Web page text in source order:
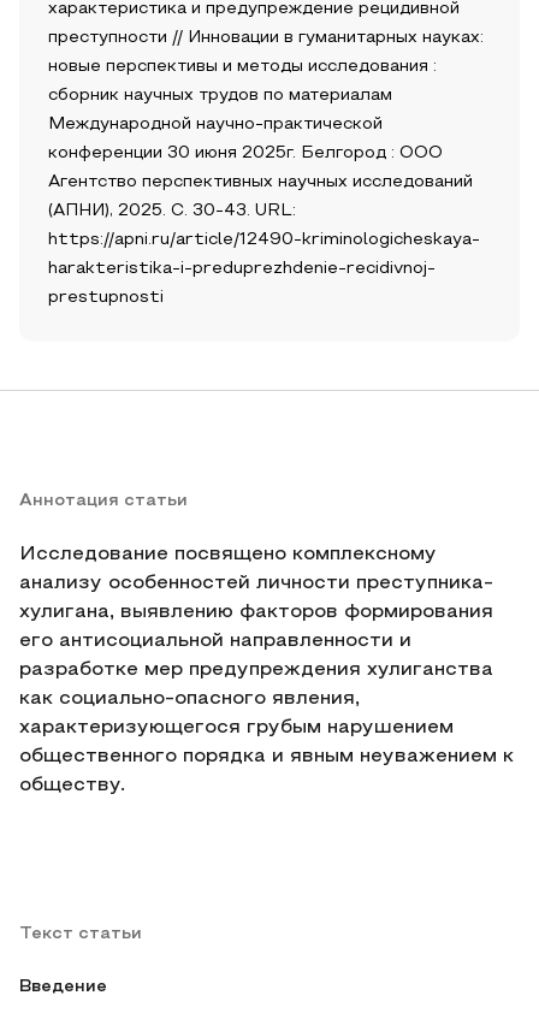
характеристика и предупреждение рецидивной
преступности // Инновации в гуманитарных науках:
новые перспективы и методы исследования :
сборник научных трудов по материалам
Международной научно-практической
конференции 30 июня 2025г. Белгород : ООО
Агентство перспективных научных исследований
(АПНИ), 2025. С. 30-43. URL:
https://apni.ru/article/12490-kriminologicheskaya-
harakteristika-i-preduprezhdenie-recidivnoj-
prestupnosti
Аннотация статьи
Исследование посвящено комплексному
анализу особенностей личности преступника-
хулигана, выявлению факторов формирования
его антисоциальной направленности и
разработке мер предупреждения хулиганства
как социально-опасного явления,
характеризующегося грубым нарушением
общественного порядка и явным неуважением к
обществу.
Текст статьи
Введение